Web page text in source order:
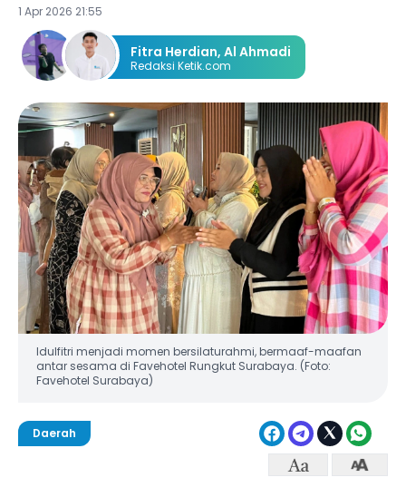
1 Apr 2026 21:55
Fitra Herdian, Al Ahmadi
Redaksi Ketik.com
Idulfitri menjadi momen bersilaturahmi, bermaaf-maafan
antar sesama di Favehotel Rungkut Surabaya. (Foto:
Favehotel Surabaya)
Daerah